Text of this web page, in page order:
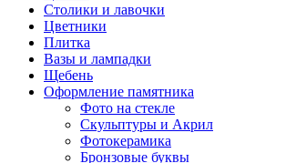
Столики и лавочки
Цветники
Плитка
Вазы и лампадки
Щебень
Оформление памятника
Фото на стекле
Скульптуры и Акрил
Фотокерамика
Бронзовые буквы